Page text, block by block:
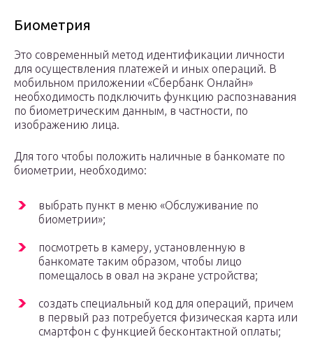
Биометрия
Это современный метод идентификации личности
для осуществления платежей и иных операций. В
мобильном приложении «Сбербанк Онлайн»
необходимость подключить функцию распознавания
по биометрическим данным, в частности, по
изображению лица.
Для того чтобы положить наличные в банкомате по
биометрии, необходимо:
выбрать пункт в меню «Обслуживание по
биометрии»;
посмотреть в камеру, установленную в
банкомате таким образом, чтобы лицо
помещалось в овал на экране устройства;
создать специальный код для операций, причем
в первый раз потребуется физическая карта или
смартфон с функцией бесконтактной оплаты;